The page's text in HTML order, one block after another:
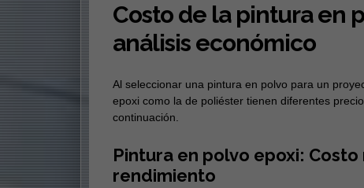
Costo de la pintura en
análisis económico
Al seleccionar una pintura en polvo para un
epoxi como la de poliéster tienen diferentes
continuación.
Pintura en polvo epoxi:
rendimiento